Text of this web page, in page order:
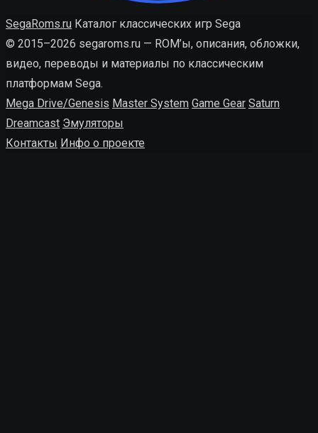
SegaRoms.ru Каталог классических игр Sega
© 2015–2026 segaroms.ru — ROM’ы, описания, обложки,
видео, переводы и материалы по классическим
платформам Sega.
Mega Drive/Genesis Master System Game Gear Saturn
Dreamcast Эмуляторы
Контакты Инфо о проекте